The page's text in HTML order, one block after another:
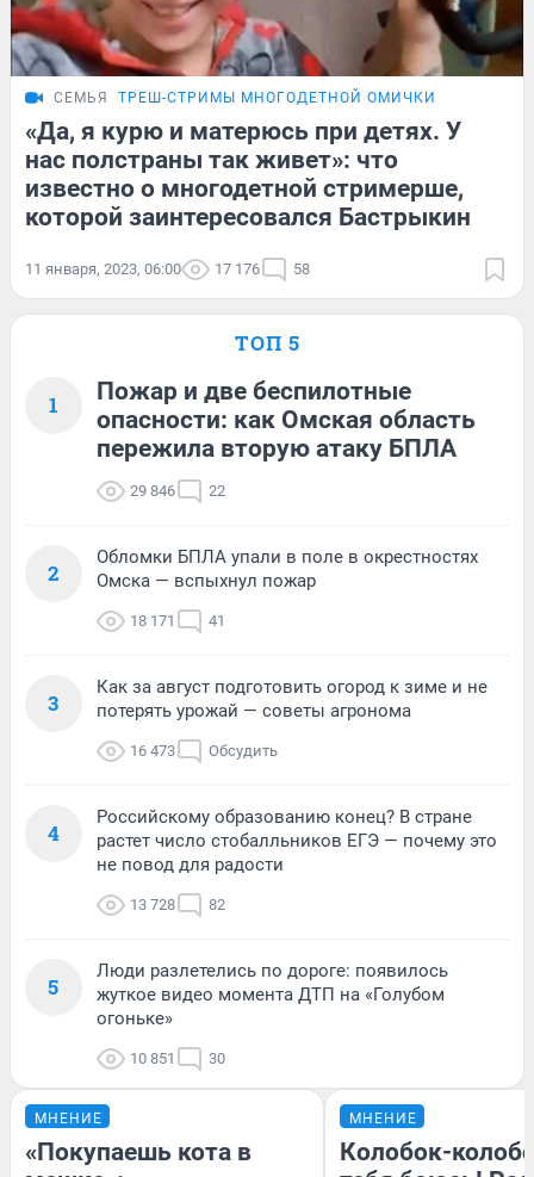
СЕМЬЯ ТРЕШ-СТРИМЫ МНОГОДЕТНОЙ ОМИЧКИ
«Да, я курю и матерюсь при детях. У
нас полстраны так живет»: что
известно о многодетной стримерше,
которой заинтересовался Бастрыкин
11 января, 2023, 06:00 17 176 58
ТОП 5
1
Пожар и две беспилотные
опасности: как Омская область
пережила вторую атаку БПЛА
29 846 22
2
Обломки БПЛА упали в поле в окрестностях
Омска — вспыхнул пожар
18 171 41
3
Как за август подготовить огород к зиме и не
потерять урожай — советы агронома
16 473 Обсудить
4
Российскому образованию конец? В стране
растет число стобалльников ЕГЭ — почему это
не повод для радости
13 728 82
5
Люди разлетелись по дороге: появилось
жуткое видео момента ДТП на «Голубом
огоньке»
10 851 30
МНЕНИЕ
«Покупаешь кота в
МНЕНИЕ
Колобок-